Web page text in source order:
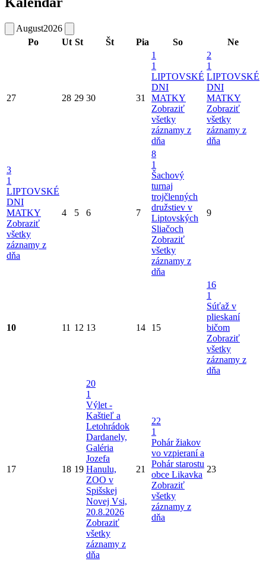
August2026
Po
Ut St Št Pia So Ne
27 28 29 30 31
1
1
LIPTOVSKÉ
DNI
MATKY
Zobraziť
všetky
záznamy z
dňa
2
1
LIPTOVSKÉ
DNI
MATKY
Zobraziť
všetky
záznamy z
dňa
3
1
LIPTOVSKÉ
DNI
MATKY
Zobraziť
všetky
záznamy z
dňa
4 5 6 7
8
1
Šachový
turnaj
trojčlenných
družstiev v
Liptovských
Sliačoch
Zobraziť
všetky
záznamy z
dňa
9
10 11 12 13 14 15
16
1
Súťaž v
plieskaní
bičom
Zobraziť
všetky
záznamy z
dňa
17 18 19
20
1
Výlet -
Kaštieľ a
Letohrádok
Dardanely,
Galéria
Jozefa
Hanulu,
ZOO v
Spišskej
Novej Vsi,
20.8.2026
Zobraziť
všetky
záznamy z
dňa
21
22
1
Pohár žiakov
vo vzpieraní a
Pohár starostu
obce Likavka
Zobraziť
všetky
záznamy z
dňa
23